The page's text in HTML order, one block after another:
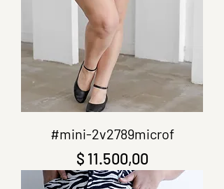
#mini-2v2789microf
Precio
$ 11.500,00